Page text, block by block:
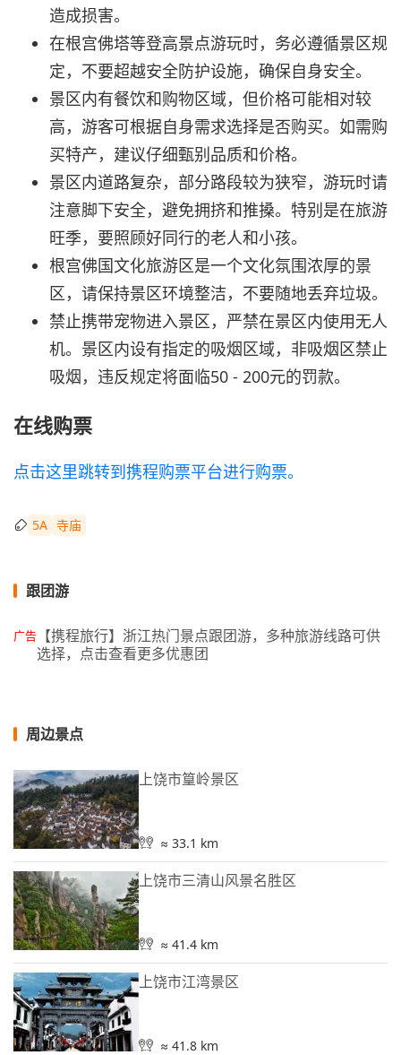
造成损害。
在根宫佛塔等登高景点游玩时，务必遵循景区规
定，不要超越安全防护设施，确保自身安全。
景区内有餐饮和购物区域，但价格可能相对较
高，游客可根据自身需求选择是否购买。如需购
买特产，建议仔细甄别品质和价格。
景区内道路复杂，部分路段较为狭窄，游玩时请
注意脚下安全，避免拥挤和推搡。特别是在旅游
旺季，要照顾好同行的老人和小孩。
根宫佛国文化旅游区是一个文化氛围浓厚的景
区，请保持景区环境整洁，不要随地丢弃垃圾。
禁止携带宠物进入景区，严禁在景区内使用无人
机。景区内设有指定的吸烟区域，非吸烟区禁止
吸烟，违反规定将面临50 - 200元的罚款。
在线购票
点击这里跳转到携程购票平台进行购票。
5A 寺庙
跟团游
广告 【携程旅行】浙江热门景点跟团游，多种旅游线路可供
选择，点击查看更多优惠团
周边景点
上饶市篁岭景区
≈ 33.1 km
上饶市三清山风景名胜区
≈ 41.4 km
上饶市江湾景区
≈ 41.8 km